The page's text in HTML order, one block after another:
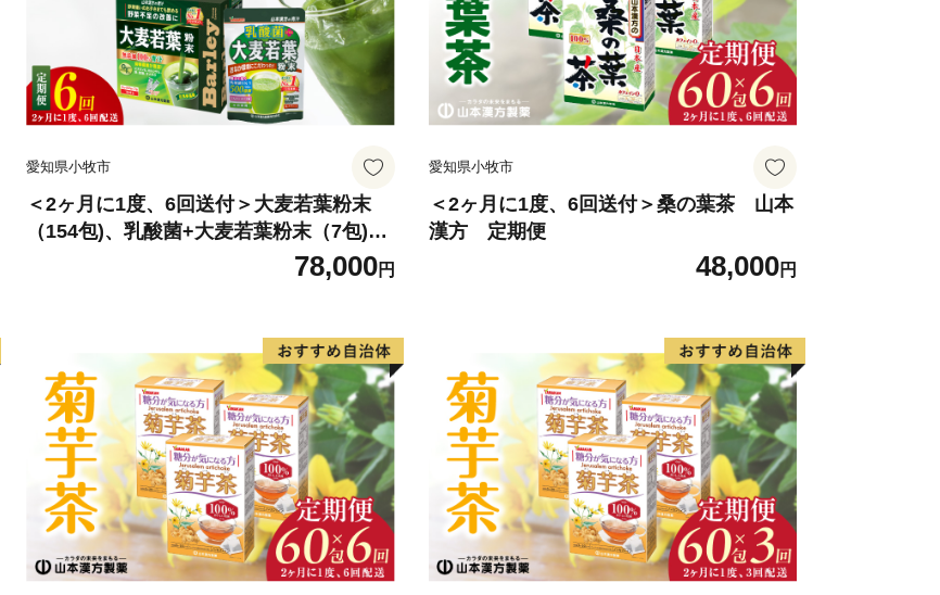
2. ご自身でダウンロードして郵送する
「ふるまど」等のサイトより申請書をダウンロード・印刷し、添
付書類を同封の上、自治体へ郵送してください。
※ご自宅にプリンター等の印刷環境がなく、紙の申請書の郵送を希
第、記載されている案内窓口までお申し付けください。
愛知県小牧市
＜2ヶ月に1度、6回送付＞大麦若葉粉末
（154包)、乳酸菌+大麦若葉粉末（7包)
78,000円
愛知県小牧市
＜2ヶ月に1度、6回送付＞桑の葉茶 山本
漢方 定期便
48,000円